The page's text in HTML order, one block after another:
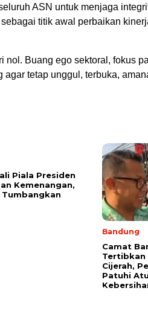
ASN untuk menjaga
titik awal perbaikan
nol. Buang ego sektoral, fokus
agar tetap unggul, terbuka,
Piala Presiden
Kemenangan,
Tumbangkan
Bandung
Camat
Tertibkan
Cijerah,
Patuhi